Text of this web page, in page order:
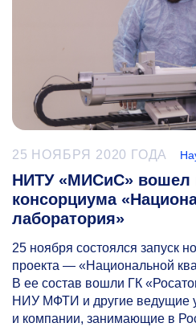
25 НОЯБРЯ 2020 ГОДА
НИТУ «МИСиС» вошел
консорциума
лаборатория»
25 ноября состоялся запуск
проекта — «Национальной
В ее состав вошли ГК
НИУ МФТИ и другие ведущие
и компании, занимающие в